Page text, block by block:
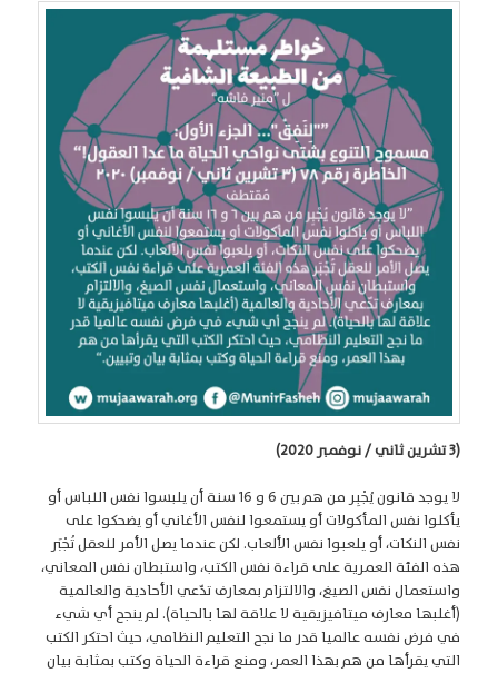
(3 تشرين ثاني / نوفمبر 2020)
لا يوجد قانون يُجْبِر من هم بين 6 و 16 سنة أن يلبسوا نفس اللباس أو
يأكلوا نفس المأكولات أو يستمعوا لنفس الأغاني أو يضحكوا على
نفس النكات، أو يلعبوا نفس الألعاب. لكن عندما يصل الأمر للعقل تُجْبَر
هذه الفئة العمرية على قراءة نفس الكتب، واستبطان نفس المعاني،
واستعمال نفس الصيغ، والالتزام بمعارف تدّعي الأحادية والعالمية
(أغلبها معارف ميتافيزيقية لا علاقة لها بالحياة). لم ينجح أي شيء
في فرض نفسه عالميا قدر ما نجح التعليم النظامي، حيث احتكر الكتب
التي يقرأها من هم بهذا العمر، ومنع قراءة الحياة وكتب بمثابة بيان